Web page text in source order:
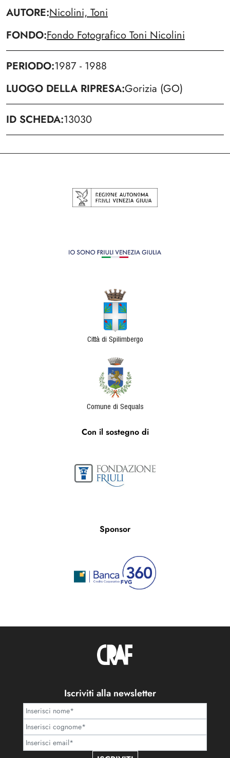
AUTORE Nicolini, Toni
FONDO Fondo Fotografico Toni Nicolini
PERIODO 1987 - 1988
LUOGO DELLA RIPRESA Gorizia (GO)
ID SCHEDA 13030
Città di Spilimbergo
Comune di Sequals
Con il sostegno di
Sponsor
Iscriviti alla newsletter